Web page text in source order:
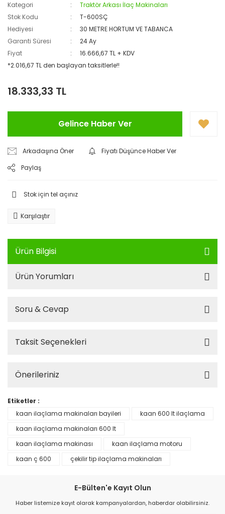
Kategori
Traktör Arkası İlaç Makinaları
Stok Kodu
T-600SÇ
Hediyesi
30 METRE HORTUM VE TABANCA
Garanti Süresi
24 Ay
Fiyat
16.666,67 TL + KDV
*2.016,67 TL den başlayan taksitlerle!!
18.333,33 TL
Gelince Haber Ver
Arkadaşına Öner
Fiyatı Düşünce Haber Ver
Paylaş
Stok için tel açınız
Karşılaştır
Ürün Bilgisi
Ürün Yorumları
Soru & Cevap
Taksit Seçenekleri
Önerileriniz
Etiketler :
kaan ilaçlama makinaları bayileri
kaan 600 lt ilaçlama
kaan ilaçlama makinaları 600 lt
kaan ilaçlama makinası
kaan ilaçlama motoru
kaan ç 600
çekilir tip ilaçlama makinaları
E-Bülten'e Kayıt Olun
Haber listemize kayıt olarak kampanyalardan, haberdar olabilirsiniz.